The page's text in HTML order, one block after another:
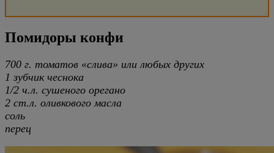
Помидоры конфи
700 г. томатов «слива» или любых других
1 зубчик чеснока
1/2 ч.л. сушеного орегано
2 ст.л. оливкового масла
соль
перец